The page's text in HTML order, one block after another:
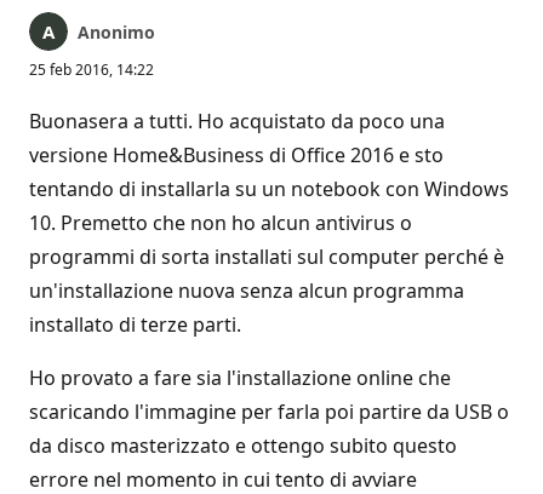
Anonimo
25 feb 2016, 14:22
Buonasera a tutti. Ho acquistato da poco una
versione Home&Business di Office 2016 e sto
tentando di installarla su un notebook con Windows
10. Premetto che non ho alcun antivirus o
programmi di sorta installati sul computer perché è
un'installazione nuova senza alcun programma
installato di terze parti.
Ho provato a fare sia l'installazione online che
scaricando l'immagine per farla poi partire da USB o
da disco masterizzato e ottengo subito questo
errore nel momento in cui tento di avviare